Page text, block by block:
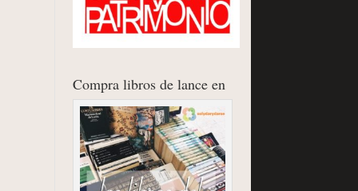
Compra libros de lance en